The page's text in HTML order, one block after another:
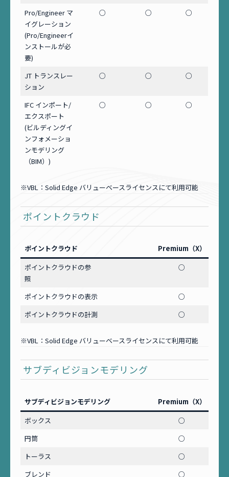
Pro/Engineer マ
イグレーション
(Pro/Engineerイ
ンストールが必
要)
○ ○ ○
JT トランスレー
ション
○ ○ ○
IFC インポート/
エクスポート
(ビルディングイ
ンフォメーショ
ンモデリング
（BIM）)
○ ○ ○
※VBL：Solid Edge バリューベースライセンスにて利用可能
ポイントクラウド
ポイントクラウド Premium（X）
ポイントクラウドの参
照
○
ポイントクラウドの表示 ○
ポイントクラウドの計測
○
※VBL：Solid Edge バリューベースライセンスにて利用可能
サブディビジョンモデリング
サブディビジョンモデリング Premium（X）
ボックス
○
円筒
○
トーラス
○
ブレンド
○